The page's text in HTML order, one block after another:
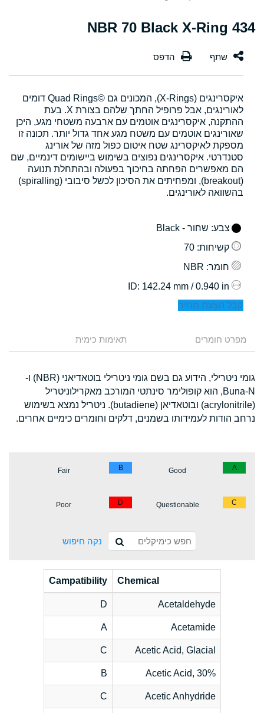
434 NBR 70 Black X-Ring
איקסרינגים (X-Rings), המכונים גם Quad Rings©‎ דומים
לאורינגים, אבל פרופיל החתך שלהם בצורת X. בעת
ההתקנה, איקסרינגים אוטמים עם ארבעה משטחי מגע, היכן
שאורינגים אוטמים עם משטח מגע אחד גדול יותר. תכונה זו
מספקת לאיקסרינג שטח איטום כפול מזה של אורינג
סטנדרטי. איקסרינגים נפוצים בשימוש ביישומים דינמיים, שם
הם מאפשרים הפחתה בחיכוך בפעולה ובהתחלת תנועה
(breakout), ומפחיתים את הסיכון לכשל סיבובי (spiralling)
בהשוואה לאורינגים.
צבע: שחור - Black
קשיחות: 70
חומר: NBR
: 142.24 mm / 0.940 in
קבל הצעת מחיר
מפרט חומרים תאימות כימית
גומי ניטרילי, הידוע גם בשם גומי ניטרילי בוטאדיאני (NBR) ו-
Buna-N, הוא קופולימר סינתטי המורכב מאקרילוניטריל
(acrylonitrile) ובוטאדיאן (butadiene). ניטריל נמצא בשימוש
נרחב הודות לעמידותו בשמנים, דלקים וחומרים כימיים אחרים.
A
Good
B
Fair
C
Questionable
D
Poor
נקה חיפוש
Chemical
Campatibility
Acetaldehyde
D
Acetamide
A
Acetic Acid, Glacial
C
Acetic Acid, 30%
B
Acetic Anhydride
C